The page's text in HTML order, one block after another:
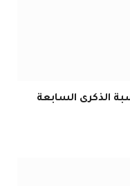
الذكرى السابعة